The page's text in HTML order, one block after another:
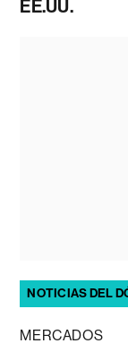
EE.UU.
NOTICIAS DEL
MERCADOS